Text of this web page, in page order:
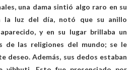
una dama sintió algo raro en su
la luz del día, notó que su anillo
y en su lugar brillaba un
de las religiones del mundo; se le
deseo. Además, sus dedos estaban